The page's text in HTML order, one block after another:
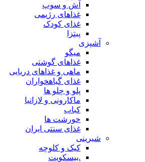
آش و سوپ
غذاهای رژیمی
غذای کودک
پیتزا
آشپزی
میگو
غذاهای گوشتی
ماهی و غذاهای دریایی
غذای گیاهخواران
پلو و چلو ها
ماکارونی و لازانیا
کباب
خورشت ها
غذای سنتی ایران
شیرینی
کیک و کلوچه
.بیسکویت